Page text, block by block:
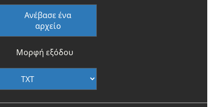
Ανέβασε ένα
αρχείο
Μορφή εξόδου